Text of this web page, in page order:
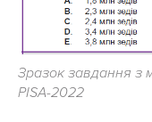
Зразок завдання з
PISA-2022